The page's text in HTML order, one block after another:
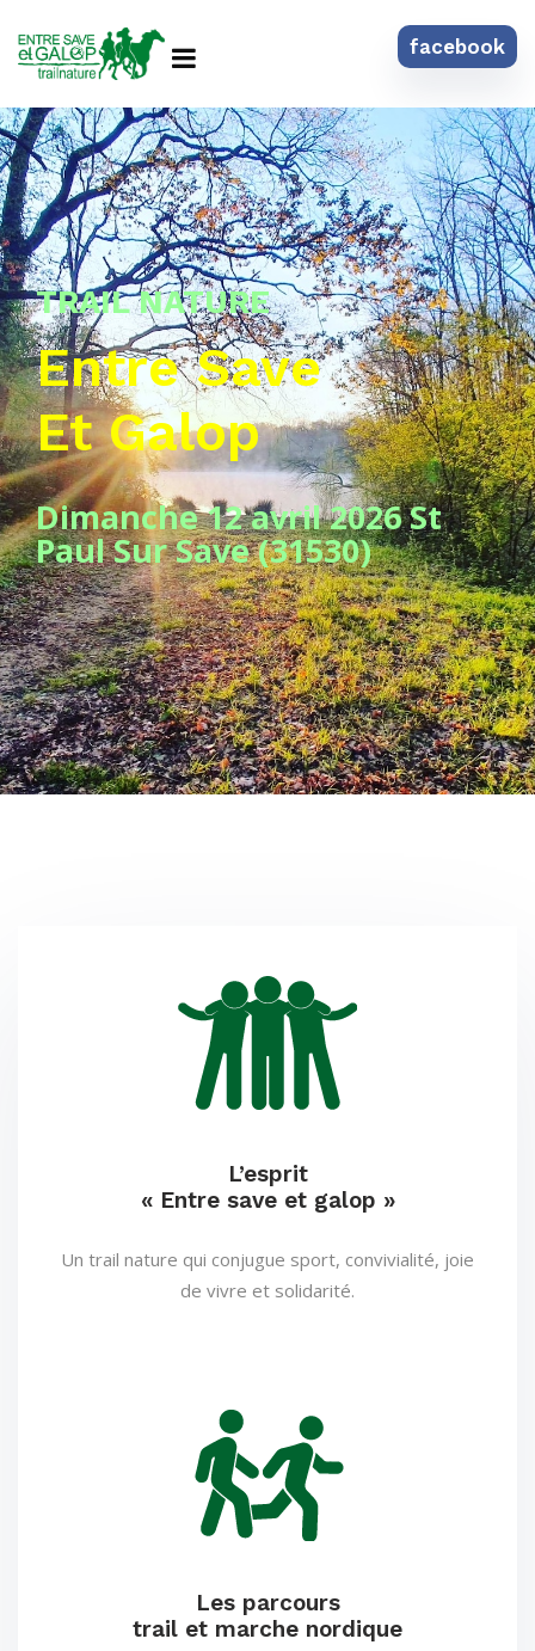
facebook
TRAIL NATURE
Entre Save
Et Galop
Dimanche 12 avril 2026St
Paul Sur Save (31530)
L’esprit
« Entre save et galop »
Un trail nature qui conjugue sport, convivialité, joie
de vivre et solidarité.
Les parcours
trail et marche nordique